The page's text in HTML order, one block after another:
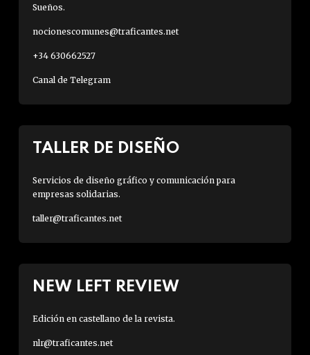
Sueños.
nocionescomunes@traficantes.net
+34 630662527
Canal de Telegram
TALLER DE DISEÑO
Servicios de diseño gráfico y comunicación para
empresas solidarias.
taller@traficantes.net
NEW LEFT REVIEW
Edición en castellano de la revista.
nlr@traficantes.net